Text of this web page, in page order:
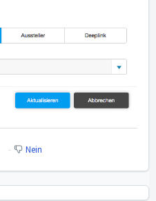
Nein